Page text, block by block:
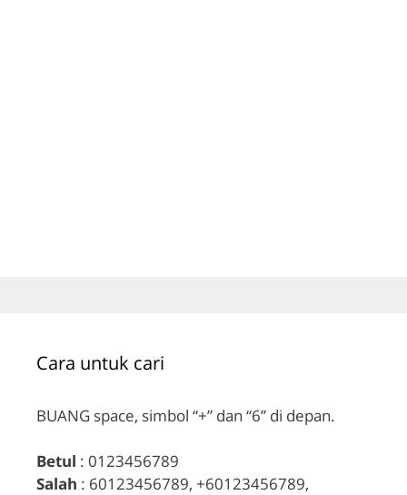
Cara untuk cari
BUANG space, simbol “+” dan “6” di depan.
Betul : 0123456789
Salah : 60123456789, +60123456789,